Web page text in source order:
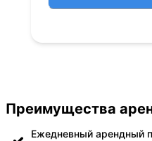
Преимущества
Ежедневный арендный